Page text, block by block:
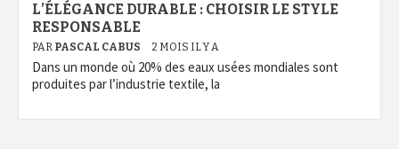
L’ÉLÉGANCE DURABLE : CHOISIR LE STYLE
RESPONSABLE
PAR PASCAL CABUS 2 MOIS IL Y A
Dans un monde où 20% des eaux usées mondiales sont
produites par l’industrie textile, la